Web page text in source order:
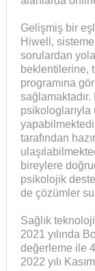
Gelişmiş bir
Hiwell, sisteme
sorulardan yola
beklentilerine,
programına
tarafından
bireylere
psikolojik
de çözümler
Sağlık
2021 yılında
değerleme ile 4
2022 yılı